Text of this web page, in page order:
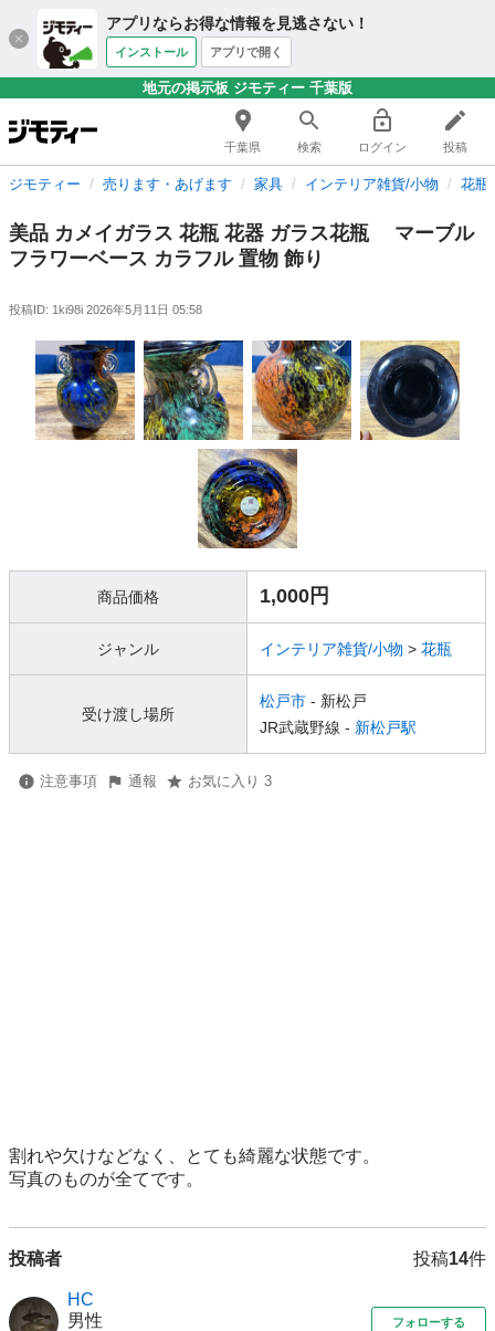
アプリならお得な情報を見逃さない！
インストール アプリで開く
地元の掲示板 ジモティー 千葉版
千葉県 検索 ログイン 投稿
ジモティー 売ります・あげます 家具 インテリア雑貨/小物 花瓶
美品 カメイガラス 花瓶 花器 ガラス花瓶 マーブル
フラワーベース カラフル 置物 飾り
投稿ID: 1ki98i 2026年5月11日 05:58
商品価格 1,000円
ジャンル インテリア雑貨/小物 > 花瓶
受け渡し場所
松戸市 - 新松戸
JR武蔵野線 - 新松戸駅
注意事項 通報 お気に入り 3
割れや欠けなどなく、とても綺麗な状態です。
写真のものが全てです。
投稿者 投稿14件
HC
男性
フォローする